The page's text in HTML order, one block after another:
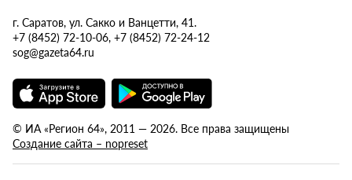
г. Саратов, ул. Сакко и Ванцетти, 41.
+7 (8452) 72-10-06, +7 (8452) 72-24-12
sog@gazeta64.ru
© ИА «Регион 64», 2011 — 2026. Все права защищены
Создание сайта – nopreset